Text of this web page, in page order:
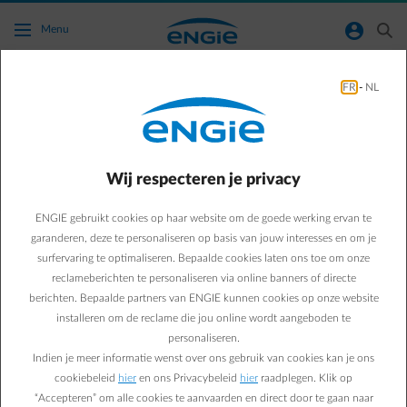
Ga naar de hoofdinhoud
Menu normal-account-circle search
Waar mijn attest voor het sociaal tarief
naartoe sturen?
arrow-left Terug naar contactpagina
Niets is eenvoudiger, je hoeft gewoon je attest in pdf-formaat te
uploaden op deze weblinkengie.be/mijndocumenten.
Upload vervolgens je attest via de rubriek "Voeg een document toe"
Als je je attest niet via de Energiedesk aan ons kan bezorgen, kan je
het ons via de post bezorgen op volgend adres :
ENGIE – Attesten Sociaal Tarief, Simón Bolívarlaan 36, 1000 Brussel
FR - NL
Wij respecteren je privacy
ENGIE gebruikt cookies op haar website om de goede werking ervan te
garanderen, deze te personaliseren op basis van jouw interesses en om je
surfervaring te optimaliseren. Bepaalde cookies laten ons toe om onze
reclameberichten te personaliseren via online banners of directe
berichten. Bepaalde partners van ENGIE kunnen cookies op onze website
installeren om de reclame die jou online wordt aangeboden te
personaliseren.
Indien je meer informatie wenst over ons gebruik van cookies kan je ons
cookiebeleid hier en ons Privacybeleid hier raadplegen. Klik op
“Accepteren” om alle cookies te aanvaarden en direct door te gaan naar